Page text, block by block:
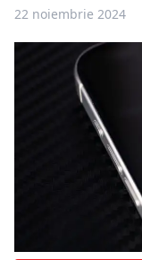
22 noiembrie 2024